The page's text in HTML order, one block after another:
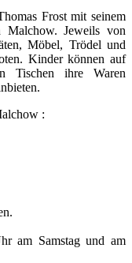
Frost mit seinem
Malchow. Jeweils von
Möbel, Trödel und
Kinder können auf
Tischen ihre Waren
:
am Samstag und am